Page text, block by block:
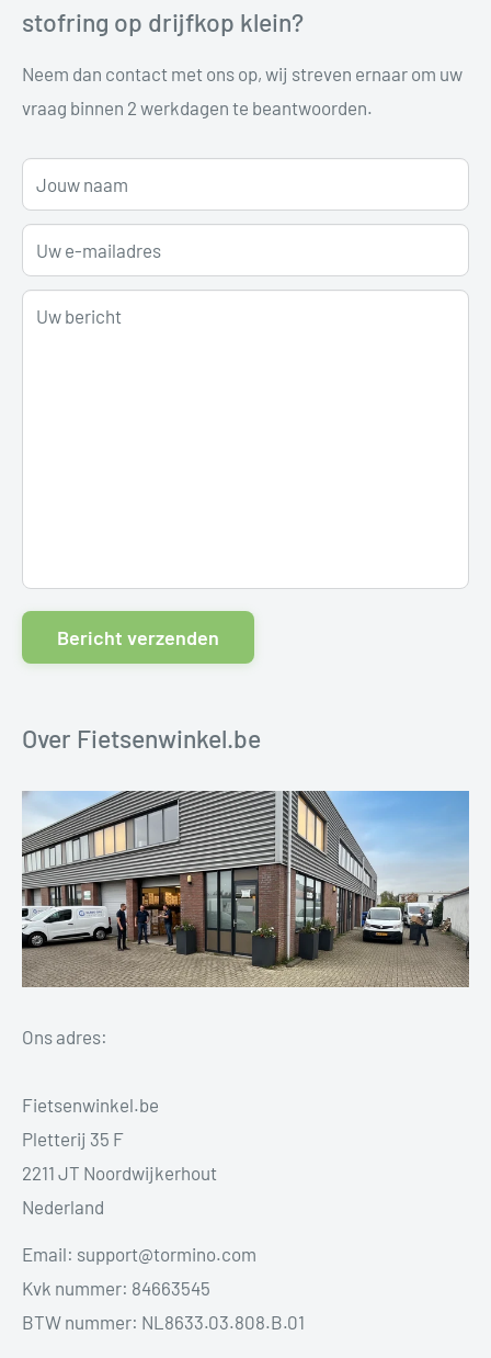
stofring op drijfkop klein?
Neem dan contact met ons op, wij streven ernaar om uw
vraag binnen 2 werkdagen te beantwoorden.
Jouw naam
Uw e-mailadres
Uw bericht
Bericht verzenden
Over Fietsenwinkel.be
Ons adres:
Fietsenwinkel.be
Pletterij 35 F
2211 JT Noordwijkerhout
Nederland
Email: support@tormino.com
Kvk nummer: 84663545
BTW nummer: NL8633.03.808.B.01